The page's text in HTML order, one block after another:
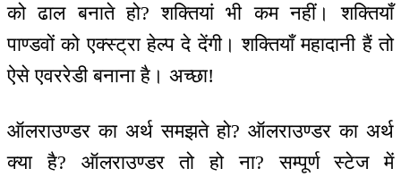
को ढाल बनाते हो? शक्तियां भी कम नहीं। शक्तियाँ
पाण्डवों को एक्स्ट्रा हेल्प दे देंगी। शक्तियाँ महादानी हैं तो
ऐसे एवररेडी बनाना है। अच्छा!
ऑलराउण्डर का अर्थ समझते हो? ऑलराउण्डर का अर्थ
क्या है? ऑलराउण्डर तो हो ना? सम्पूर्ण स्टेज में